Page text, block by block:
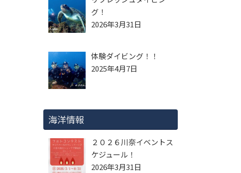
グ！
2026年3月31日
体験ダイビング！！
2025年4月7日
海洋情報
２０２６川奈イベントス
ケジュール！
2026年3月31日